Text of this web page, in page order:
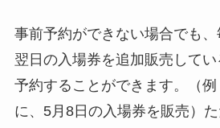
事前予約ができない場合でも、
翌日の入場券を追加販売して
予約することができます。（
に、5月8日の入場券を販売）